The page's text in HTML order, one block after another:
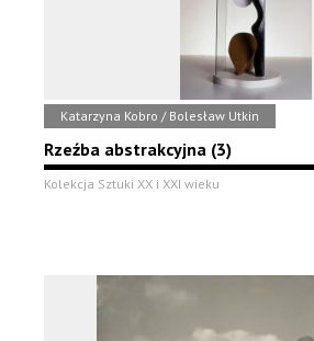
Katarzyna Kobro / Bolesław Utkin
Rzeźba abstrakcyjna (3)
Kolekcja Sztuki XX i XXI wieku